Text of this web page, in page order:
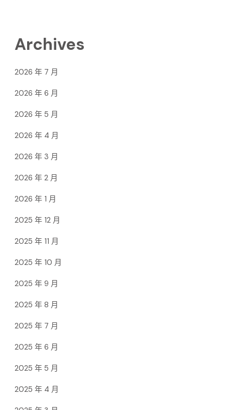
Archives
2026 年 7 月
2026 年 6 月
2026 年 5 月
2026 年 4 月
2026 年 3 月
2026 年 2 月
2026 年 1 月
2025 年 12 月
2025 年 11 月
2025 年 10 月
2025 年 9 月
2025 年 8 月
2025 年 7 月
2025 年 6 月
2025 年 5 月
2025 年 4 月